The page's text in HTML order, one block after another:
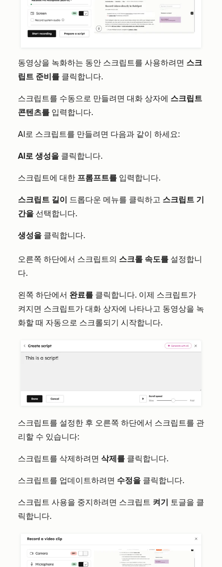
동영상을 녹화하는 동안 스크립트를 사용하려면 스크
립트 준비를 클릭합니다.
스크립트를 수동으로 만들려면 대화 상자에 스크립트
콘텐츠를 입력합니다.
AI로 스크립트를 만들려면 다음과 같이 하세요:
AI로 생성을 클릭합니다.
스크립트에 대한 프롬프트를 입력합니다.
스크립트 길이 드롭다운 메뉴를 클릭하고 스크립트 기
간을 선택합니다.
생성을 클릭합니다.
오른쪽 하단에서 스크립트의 스크롤 속도를 설정합니
다.
왼쪽 하단에서 완료를 클릭합니다. 이제 스크립트가
켜지면 스크립트가 대화 상자에 나타나고 동영상을 녹
화할 때 자동으로 스크롤되기 시작합니다.
스크립트를 설정한 후 오른쪽 하단에서 스크립트를 관
리할 수 있습니다:
스크립트를 삭제하려면 삭제를 클릭합니다.
스크립트를 업데이트하려면 수정을 클릭합니다.
스크립트 사용을 중지하려면 스크립트 켜기 토글을 클
릭합니다.